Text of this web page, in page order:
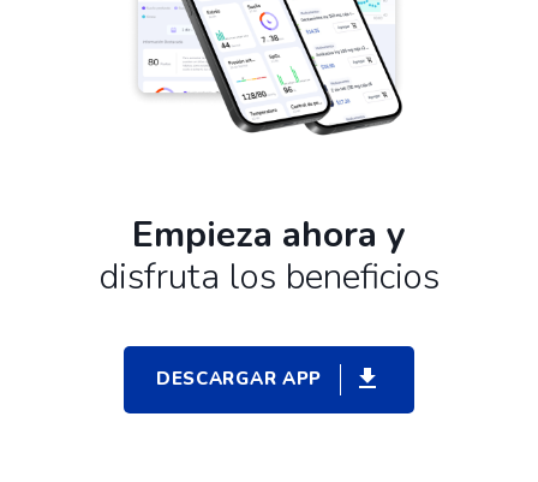
Empieza ahora y
disfruta los beneficios
DESCARGAR APP